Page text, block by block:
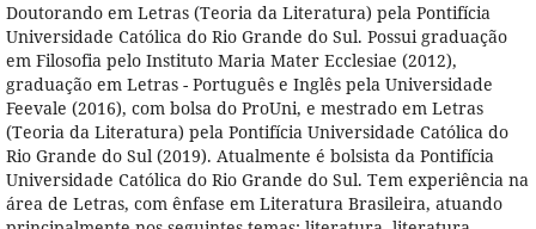
Doutorando em Letras (Teoria da Literatura) pela Pontifícia
Universidade Católica do Rio Grande do Sul. Possui graduação
em Filosofia pelo Instituto Maria Mater Ecclesiae (2012),
graduação em Letras - Português e Inglês pela Universidade
Feevale (2016), com bolsa do ProUni, e mestrado em Letras
(Teoria da Literatura) pela Pontifícia Universidade Católica do
Rio Grande do Sul (2019). Atualmente é bolsista da Pontifícia
Universidade Católica do Rio Grande do Sul. Tem experiência na
área de Letras, com ênfase em Literatura Brasileira, atuando